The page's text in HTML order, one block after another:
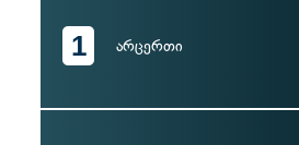
1 არცერთი